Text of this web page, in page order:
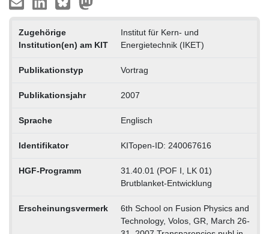
Zugehörige
Institution(en) am KIT
Institut für Kern- und
Energietechnik (IKET)
Publikationstyp Vortrag
Publikationsjahr 2007
Sprache Englisch
Identifikator KITopen-ID: 240067616
HGF-Programm
31.40.01 (POF I, LK 01)
Brutblanket-Entwicklung
Erscheinungsvermerk
6th School on Fusion Physics and
Technology, Volos, GR, March 26-